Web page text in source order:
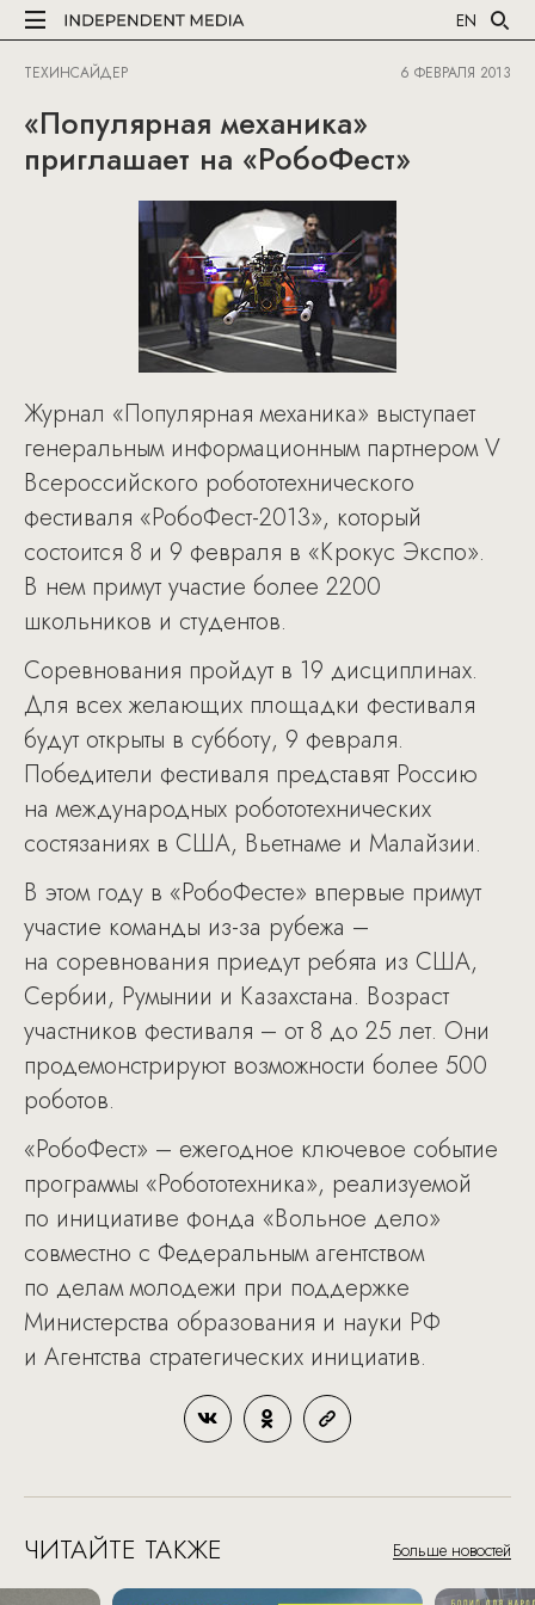
EN
ТЕХИНСАЙДЕР 6 ФЕВРАЛЯ 2013
«Популярная механика»
приглашает на «РобоФест»
Журнал «Популярная механика» выступает
генеральным информационным партнером V
Всероссийского робототехнического
фестиваля «РобоФест-2013», который
состоится 8 и 9 февраля в «Крокус Экспо».
В нем примут участие более 2200
школьников и студентов.
Соревнования пройдут в 19 дисциплинах.
Для всех желающих площадки фестиваля
будут открыты в субботу, 9 февраля.
Победители фестиваля представят Россию
на международных робототехнических
состязаниях в США, Вьетнаме и Малайзии.
В этом году в «РобоФесте» впервые примут
участие команды из-за рубежа –
на соревнования приедут ребята из США,
Сербии, Румынии и Казахстана. Возраст
участников фестиваля – от 8 до 25 лет. Они
продемонстрируют возможности более 500
роботов.
«РобоФест» – ежегодное ключевое событие
программы «Робототехника», реализуемой
по инициативе фонда «Вольное дело»
совместно с Федеральным агентством
по делам молодежи при поддержке
Министерства образования и науки РФ
и Агентства стратегических инициатив.
ЧИТАЙТЕ ТАКЖЕ Больше новостей